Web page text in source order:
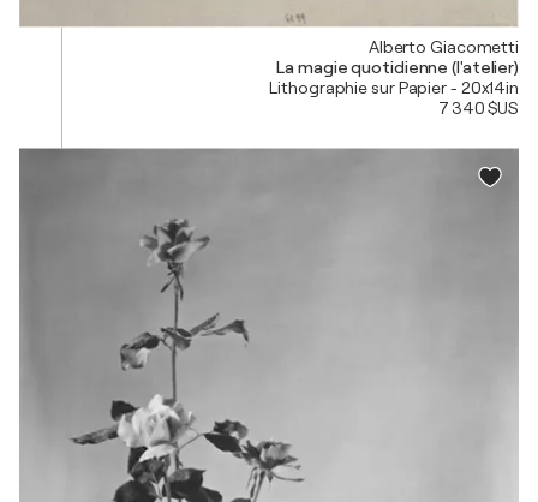
Alberto Giacometti
La magie quotidienne (l'atelier)
Lithographie sur Papier - 20x14in
7 340 $US